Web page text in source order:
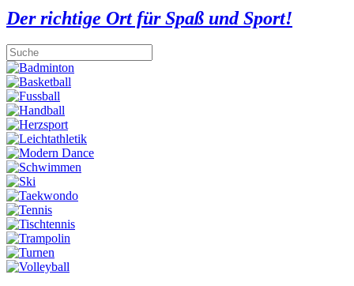
Der richtige Ort für Spaß und Sport!